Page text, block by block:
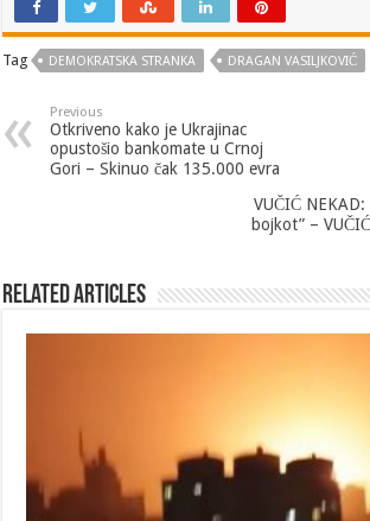
Tag DEMOKRATSKA STRANKA DRAGAN VASILJKOVIĆ
Previous
Otkriveno kako je Ukrajinac
opustošio bankomate u Crnoj
Gori – Skinuo čak 135.000 evra
VUČIĆ NEKAD:
bojkot” –
Related Articles